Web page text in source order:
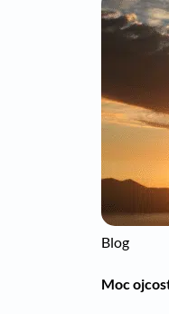
Blog
Moc